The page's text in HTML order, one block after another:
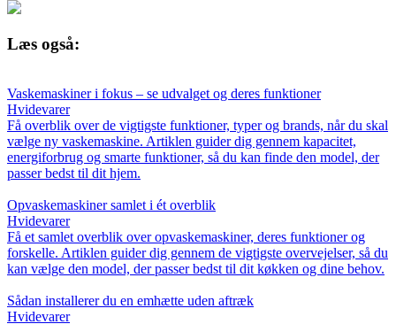
Læs også:
Vaskemaskiner i fokus – se udvalget og deres funktioner
Hvidevarer
Få overblik over de vigtigste funktioner, typer og brands, når du skal
vælge ny vaskemaskine. Artiklen guider dig gennem kapacitet,
energiforbrug og smarte funktioner, så du kan finde den model, der
passer bedst til dit hjem.
Opvaskemaskiner samlet i ét overblik
Hvidevarer
Få et samlet overblik over opvaskemaskiner, deres funktioner og
forskelle. Artiklen guider dig gennem de vigtigste overvejelser, så du
kan vælge den model, der passer bedst til dit køkken og dine behov.
Sådan installerer du en emhætte uden aftræk
Hvidevarer